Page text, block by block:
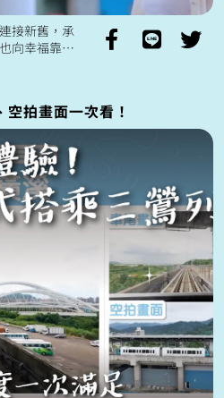
接新舊，承
向幸福靠進
拍畫面一次看！